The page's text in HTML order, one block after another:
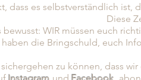
dass es selbstverständlich ist,
Diese
bewusst: WIR müssen euch
haben die Bringschuld, euch
zu können, dass
Instagram und Facebook ,